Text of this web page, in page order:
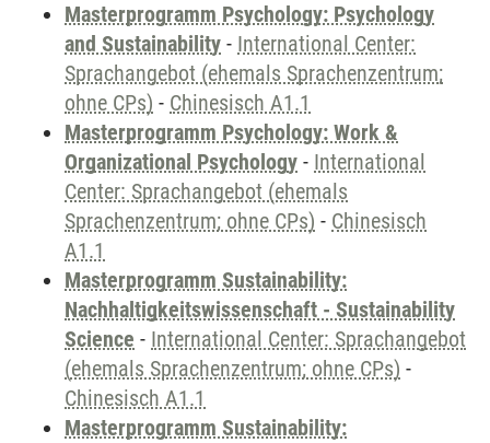
Masterprogramm Psychology: Psychology
and Sustainability - International Center:
Sprachangebot (ehemals Sprachenzentrum;
ohne CPs) - Chinesisch A1.1
Masterprogramm Psychology: Work &
Organizational Psychology - International
Center: Sprachangebot (ehemals
Sprachenzentrum; ohne CPs) - Chinesisch
A1.1
Masterprogramm Sustainability:
Nachhaltigkeitswissenschaft - Sustainability
Science - International Center: Sprachangebot
(ehemals Sprachenzentrum; ohne CPs) -
Chinesisch A1.1
Masterprogramm Sustainability: